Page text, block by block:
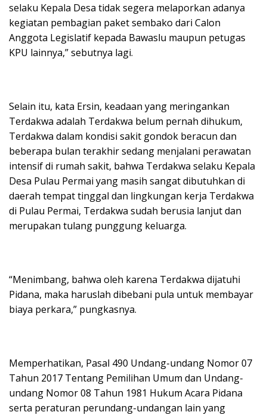
selaku Kepala Desa tidak segera melaporkan adanya
kegiatan pembagian paket sembako dari Calon
Anggota Legislatif kepada Bawaslu maupun petugas
KPU lainnya,” sebutnya lagi.
Selain itu, kata Ersin, keadaan yang meringankan
Terdakwa adalah Terdakwa belum pernah dihukum,
Terdakwa dalam kondisi sakit gondok beracun dan
beberapa bulan terakhir sedang menjalani perawatan
intensif di rumah sakit, bahwa Terdakwa selaku Kepala
Desa Pulau Permai yang masih sangat dibutuhkan di
daerah tempat tinggal dan lingkungan kerja Terdakwa
di Pulau Permai, Terdakwa sudah berusia lanjut dan
merupakan tulang punggung keluarga.
“Menimbang, bahwa oleh karena Terdakwa dijatuhi
Pidana, maka haruslah dibebani pula untuk membayar
biaya perkara,” pungkasnya.
Memperhatikan, Pasal 490 Undang-undang Nomor 07
Tahun 2017 Tentang Pemilihan Umum dan Undang-
undang Nomor 08 Tahun 1981 Hukum Acara Pidana
serta peraturan perundang-undangan lain yang